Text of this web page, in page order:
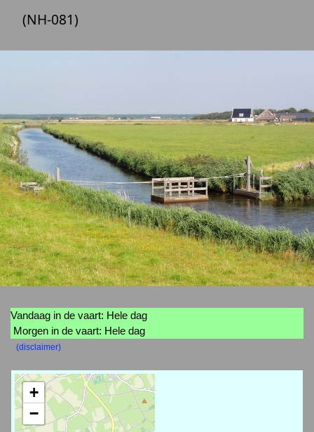
(NH-081)
Vandaag in de vaart: Hele dag
Morgen in de vaart: Hele dag
(disclaimer)
+
−